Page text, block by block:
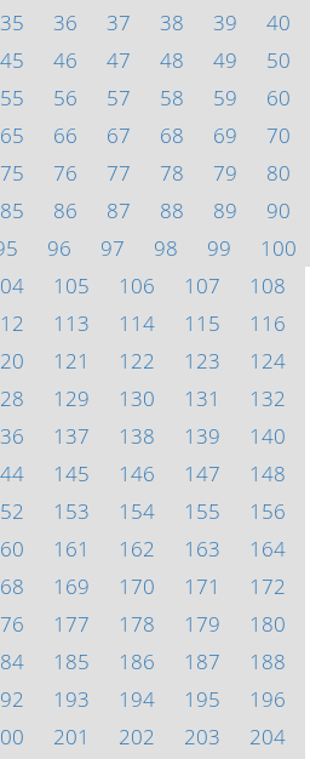
35 36 37 38 39
40
45 46 47 48 49
50
55 56 57 58 59
60
65 66 67 68 69
70
75 76 77 78 79
80
85 86 87 88 89
90
96 97 98 99
100
105 106 107
108
113 114 115
116
121 122 123
124
129 130 131
132
137 138 139
140
145 146 147
148
153 154 155
156
161 162 163
164
169 170 171
172
177 178 179
180
185 186 187
188
193 194 195
196
201 202 203
204